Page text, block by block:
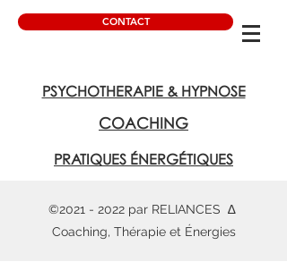
CONTACT
PSYCHOTHERAPIE & HYPNOSE
COACHING
PRATIQUES ÉNERGÉTIQUES
©2021 - 2022par RELIANCES ∆
Coaching, Thérapie et Énergies